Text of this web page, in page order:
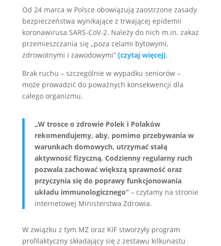
Od 24 marca w Polsce obowiązują zaostrzone zasady
bezpieczeństwa wynikające z trwającej epidemii
koronawirusa SARS-CoV-2. Należy do nich m.in. zakaz
przemieszczania się „poza celami bytowymi,
zdrowotnymi i zawodowymi” [czytaj więcej].
Brak ruchu – szczególnie w wypadku seniorów –
może prowadzić do poważnych konsekwencji dla
całego organizmu.
„W trosce o zdrowie Polek i Polaków
rekomendujemy, aby, pomimo przebywania w
warunkach domowych, utrzymać stałą
aktywność fizyczną. Codzienny regularny ruch
pozwala zachować większą sprawność oraz
przyczynia się do poprawy funkcjonowania
układu immunologicznego”– czytamy na stronie
internetowej Ministerstwa Zdrowia.
W związku z tym MZ oraz KIF stworzyły program
profilaktyczny składający się z zestawu kilkunastu